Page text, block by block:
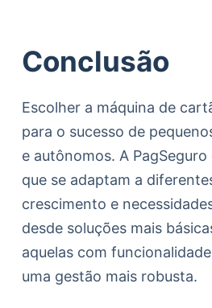
Conclusão
Escolher a máquina de
para o sucesso de
e autônomos. A
que se adaptam a
crescimento e
desde soluções mais
aquelas com
uma gestão mais robusta.